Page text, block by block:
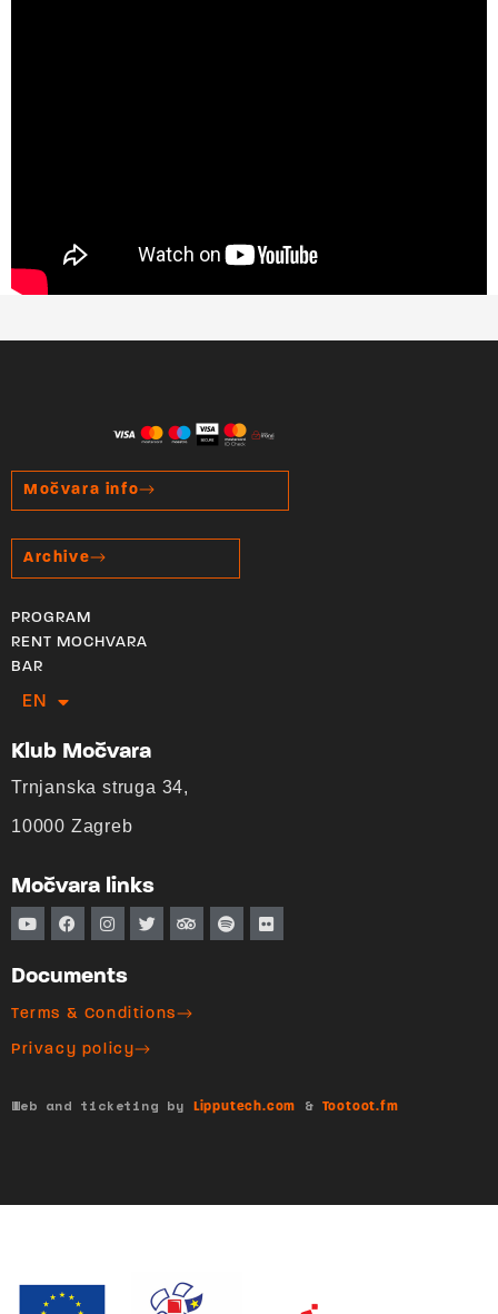
Močvara info
Archive
PROGRAM
RENT MOCHVARA
BAR
EN
HR
Klub Močvara
Trnjanska struga 34,
10000 Zagreb
Močvara links
Documents
Terms & Conditions
Privacy policy
Web and ticketing by Lipputech.com & Tootoot.fm